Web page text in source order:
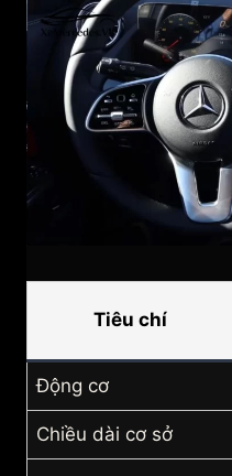
Tiêu chí
Động cơ
Chiều dài cơ sở